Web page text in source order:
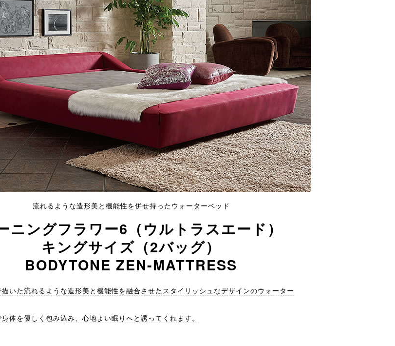
流れるような造形美と機能性を併せ持ったウォーターベッド
ニングフラワー6（ウルトラスエード）
キングサイズ（2バッグ）
BODYTONE ZEN-MATTRESS
いた流れるような造形美と機能性を融合させたスタイリッシュなデザインのウォーター
体を優しく包み込み、心地よい眠りへと誘ってくれます。